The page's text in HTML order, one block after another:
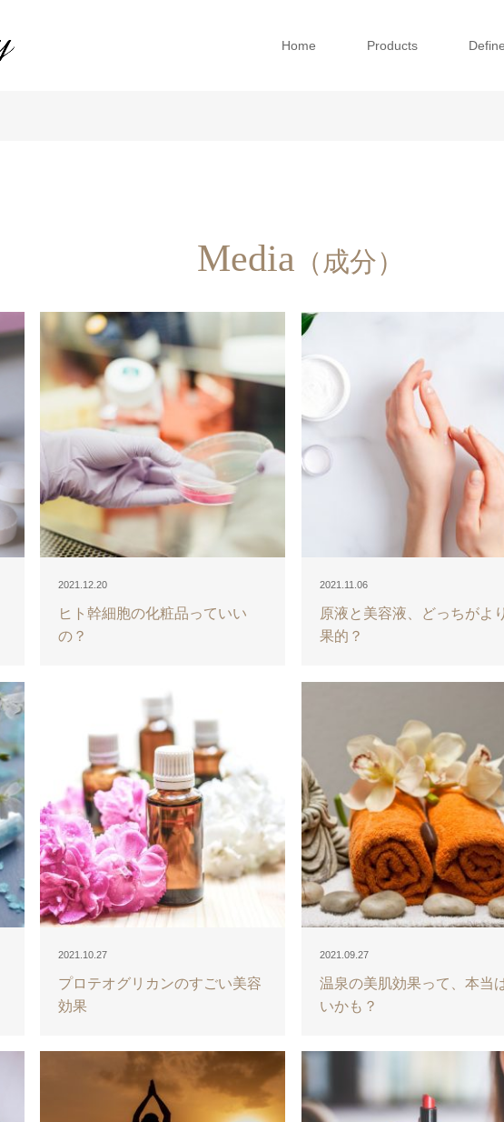
Home Products
Media （成分）
2021.12.20
ヒト幹細胞の化粧品っていい
の？
2021.11.06
原液と美容液、どっちがよ
果的？
2021.10.27
プロテオグリカンのすごい美容
効果
2021.09.27
温泉の美肌効果って、本当
いかも？